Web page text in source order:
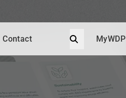
Contact ZoekMyWDP